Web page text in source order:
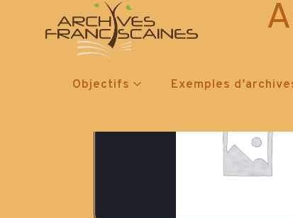
Objectifs Exemples